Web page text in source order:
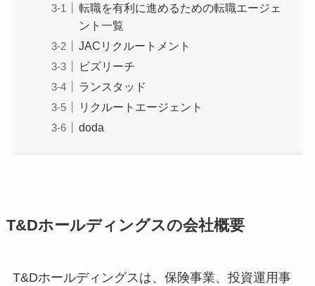
転職を有利に進めるための転職エージェ
ント一覧
JACリクルートメント
ビズリーチ
ランスタッド
リクルートエージェント
doda
T&Dホールディングスの会社概要
T&Dホールディングスは、保険事業、投資運用事